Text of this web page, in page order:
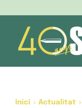
content
Inici > Actualitat>